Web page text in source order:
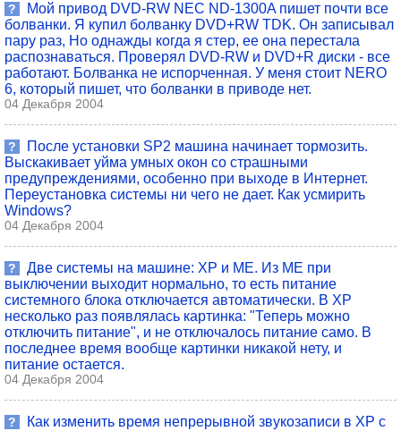
?
Мой привод DVD-RW NEC ND-1300A пишет почти все
болванки. Я купил болванку DVD+RW TDK. Он записывал
пару раз, Но однажды когда я стер, ее она перестала
распознаваться. Проверял DVD-RW и DVD+R диски - все
работают. Болванка не испорченная. У меня стоит NERO
6, который пишет, что болванки в приводе нет.
04 Декабря 2004
?
После установки SP2 машина начинает тормозить.
Выскакивает уйма умных окон со страшными
предупреждениями, особенно при выходе в Интернет.
Переустановка системы ни чего не дает. Как усмирить
Windows?
04 Декабря 2004
?
Две системы на машине: ХР и ME. Из ME при
выключении выходит нормально, то есть питание
системного блока отключается автоматически. В ХР
несколько раз появлялась картинка: "Теперь можно
отключить питание", и не отключалось питание само. В
последнее время вообще картинки никакой нету, и
питание остается.
04 Декабря 2004
?
Как изменить время непрерывной звукозаписи в XP с